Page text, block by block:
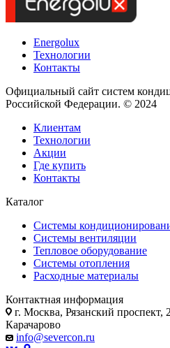
Energolux
Технологии
Контакты
Официальный сайт систем
Российской Федерации. © 2024
Клиентам
Технологии
Акции
Где купить
Контакты
Каталог
Системы
Системы вентиляции
Тепловое оборудование
Системы отопления
Расходные материалы
Контактная информация
г. Москва, Рязанский проспект,
Карачарово
info@severcon.ru